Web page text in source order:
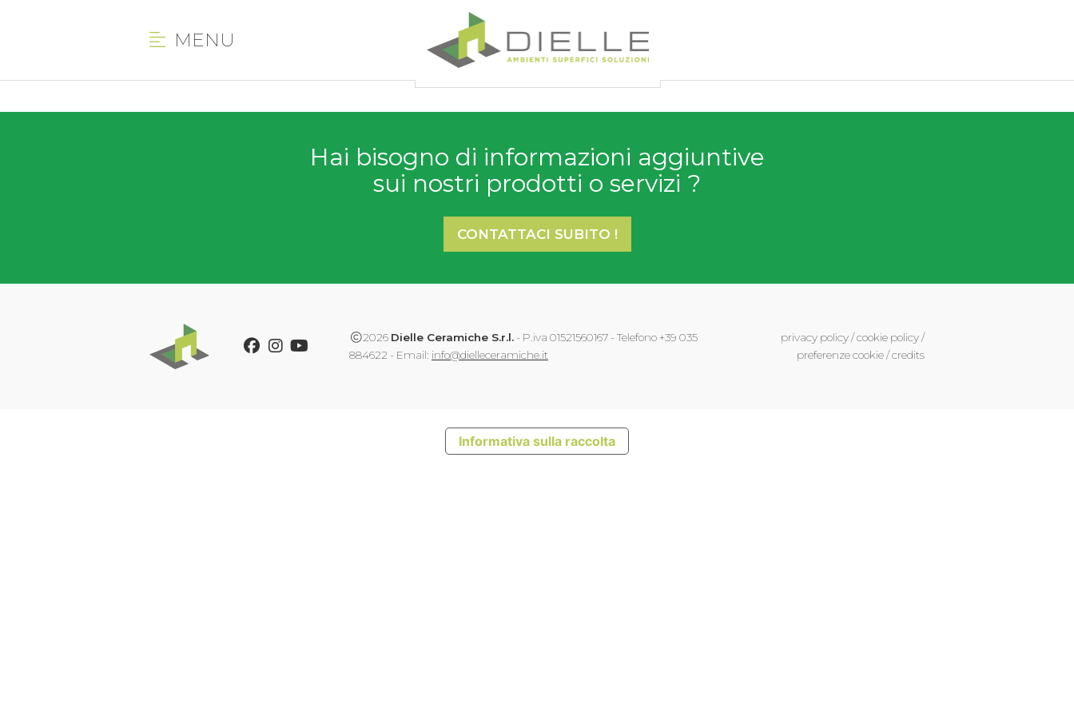
MENU
Dielle Ceramiche
Hai bisogno di informazioni aggiuntive
sui nostri prodotti o servizi ?
CONTATTACI SUBITO !
Facebook
Instagram
Youtube
2026 Dielle Ceramiche S.r.l. - P.iva 01521560167 - Telefono +39 035
884622 - Email: info@dielleceramiche.it
privacy policy/cookie policy/
preferenze cookie/credits
Informativa sulla raccolta